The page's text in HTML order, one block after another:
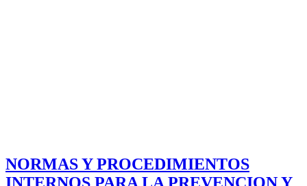
NORMAS Y PROCEDIMIENTOS
INTERNOS PARA LA PREVENCION Y